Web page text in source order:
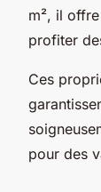
m², il
profiter
Ces
pour des